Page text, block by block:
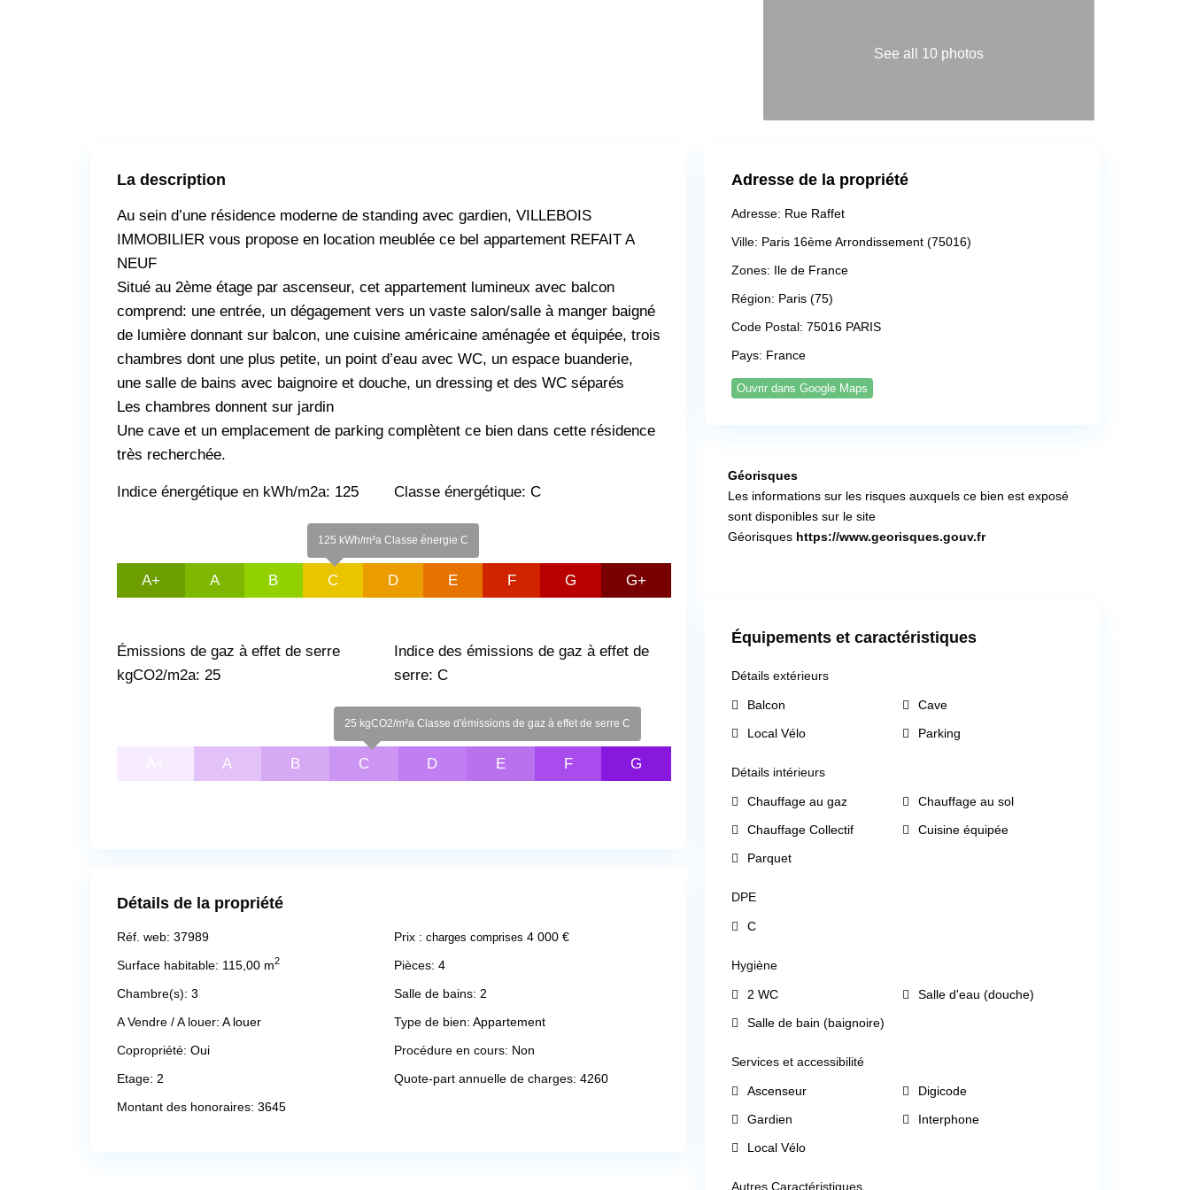
See all 10 photos
La description
Au sein d’une résidence moderne de standing avec gardien, VILLEBOIS
IMMOBILIER vous propose en location meublée ce bel appartement REFAIT A
NEUF
Situé au 2ème étage par ascenseur, cet appartement lumineux avec balcon
comprend: une entrée, un dégagement vers un vaste salon/salle à manger baigné
de lumière donnant sur balcon, une cuisine américaine aménagée et équipée, trois
chambres dont une plus petite, un point d’eau avec WC, un espace buanderie,
une salle de bains avec baignoire et douche, un dressing et des WC séparés
Les chambres donnent sur jardin
Une cave et un emplacement de parking complètent ce bien dans cette résidence
très recherchée.
Indice énergétique en kWh/m2a: 125 Classe énergétique: C
A+ A B
125 kWh/m²a Classe énergie C
C D E F G G+
Émissions de gaz à effet de serre
kgCO2/m2a: 25
Indice des émissions de gaz à effet de
serre: C
A B
25 kgCO2/m²a Classe d'émissions de gaz à effet de serre C
C D E F G
Détails de la propriété
Réf. web: 37989 Prix : charges comprises 4 000 €
Surface habitable: 115,00 m2 Pièces: 4
Chambre(s): 3 Salle de bains: 2
A Vendre / A louer: A louer Type de bien: Appartement
Copropriété: Oui Procédure en cours: Non
Etage: 2 Quote-part annuelle de charges: 4260
Montant des honoraires: 3645
Adresse de la propriété
Adresse: Rue Raffet
Ville: Paris 16ème Arrondissement (75016)
Zones: Ile de France
Région: Paris (75)
Code Postal: 75016 PARIS
Pays: France
Ouvrir dans Google Maps
Géorisques
Les informations sur les risques auxquels ce bien est exposé
sont disponibles sur le site
Géorisques https://www.georisques.gouv.fr
Équipements et caractéristiques
Détails extérieurs
Balcon
Cave
Local Vélo
Parking
Détails intérieurs
Chauffage au gaz
Chauffage au sol
Chauffage Collectif
Cuisine équipée
Parquet
DPE
C
Hygiène
2 WC
Salle d'eau (douche)
Salle de bain (baignoire)
Services et accessibilité
Ascenseur
Digicode
Gardien
Interphone
Local Vélo
Autres Caractéristiques